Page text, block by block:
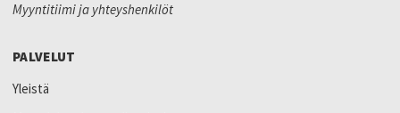
Myyntitiimi ja yhteyshenkilöt
PALVELUT
Yleistä